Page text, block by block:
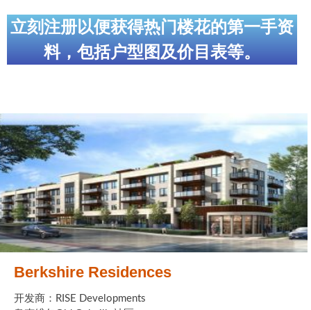
立刻注册以便获得热门楼花的第一手资
料，包括户型图及价目表等。
Berkshire Residences
开发商：RISE Developments